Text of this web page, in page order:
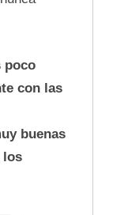
poco
con las
buenas
los